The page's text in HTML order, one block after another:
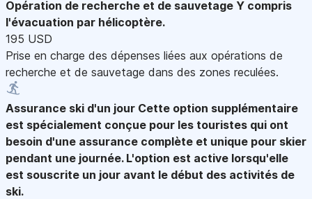
Opération de recherche et de sauvetage Y compris
l'évacuation par hélicoptère.
195 USD
Prise en charge des dépenses liées aux opérations de
recherche et de sauvetage dans des zones reculées.
Assurance ski d'un jour Cette option supplémentaire
est spécialement conçue pour les touristes qui ont
besoin d'une assurance complète et unique pour skier
pendant une journée. L'option est active lorsqu'elle
est souscrite un jour avant le début des activités de
ski.